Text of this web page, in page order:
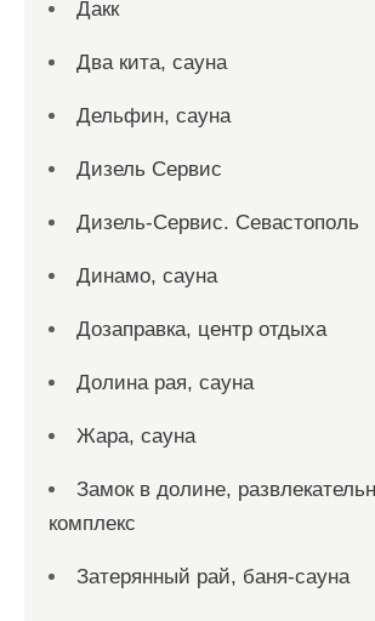
Дакк
Два кита, сауна
Дельфин, сауна
Дизель Сервис
Дизель-Сервис. Севастополь
Динамо, сауна
Дозаправка, центр отдыха
Долина рая, сауна
Жара, сауна
Замок в долине,
комплекс
Затерянный рай, баня-сауна